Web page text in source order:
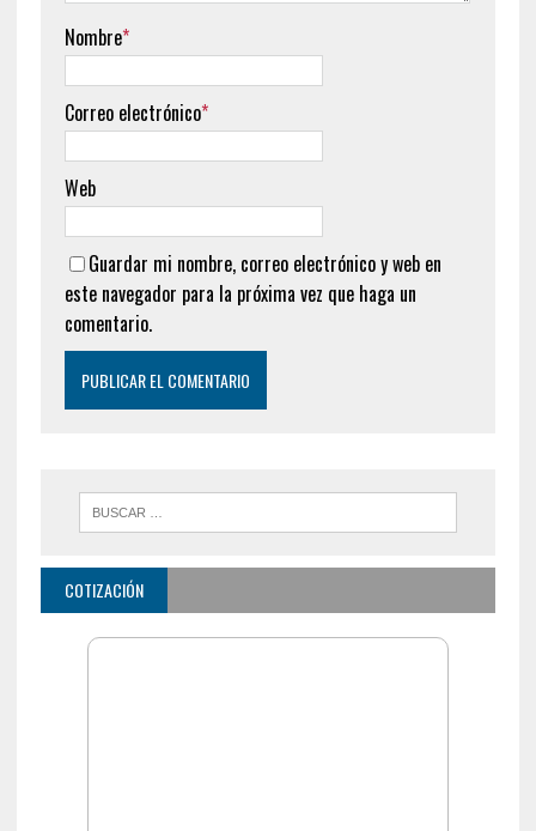
Nombre*
Correo electrónico*
Web
Guardar mi nombre, correo electrónico y web en
este navegador para la próxima vez que haga un
comentario.
COTIZACIÓN